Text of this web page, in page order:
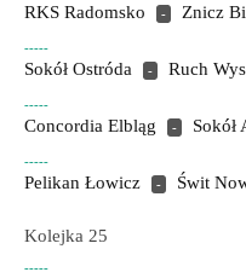
RKS Radomsko - Znicz
-----
Sokół Ostróda - Ruch
-----
Concordia Elbląg - Sokół
-----
Pelikan Łowicz - Świt
Kolejka 25
-----